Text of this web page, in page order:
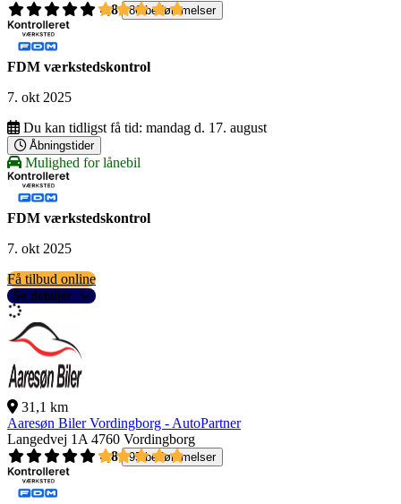
4,8
86 bedømmelser
FDM værkstedskontrol
7. okt 2025
Du kan tidligst få tid: mandag d. 17. august
Åbningstider
Mulighed for lånebil
FDM værkstedskontrol
7. okt 2025
Få tilbud online
Se detaljer
31,1 km
Aaresøn Biler Vordingborg - AutoPartner
Langedvej 1A 4760 Vordingborg
4,8
95 bedømmelser